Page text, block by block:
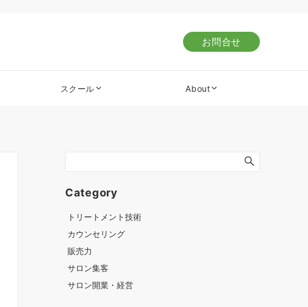
お問合せ
スクール About
Category
トリートメント技術
カウンセリング
販売力
サロン集客
サロン開業・経営